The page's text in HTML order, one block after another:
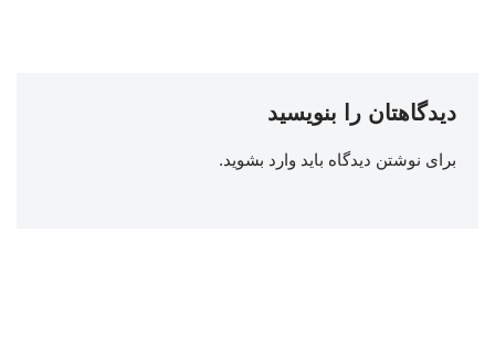
دیدگاهتان را بنویسید
برای نوشتن دیدگاه باید وارد بشوید.